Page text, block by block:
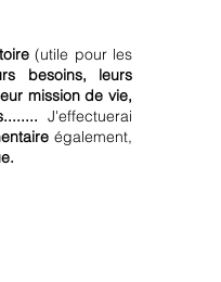
(utile pour les
besoins, leurs
mission de vie,
J'effectuerai
également,